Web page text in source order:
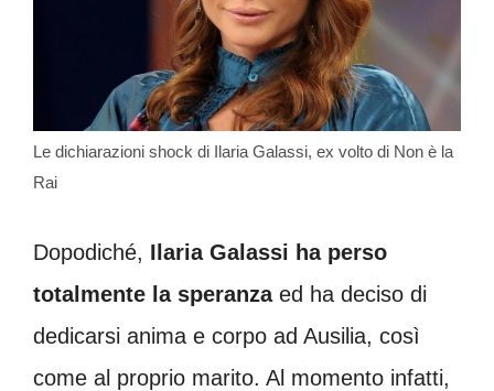
Le dichiarazioni shock di Ilaria Galassi, ex volto di Non è la
Rai
Dopodiché, Ilaria Galassi ha perso
totalmente la speranzaed ha deciso di
dedicarsi anima e corpo ad Ausilia, così
come al proprio marito. Al momento infatti,